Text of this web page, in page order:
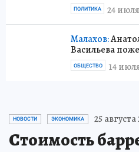
24
ПОЛИТИКА
Малахов:
Васильева
14
ОБЩЕСТВО
НОВОСТИ ЭКОНОМИКА 25 августа
Cтоимость